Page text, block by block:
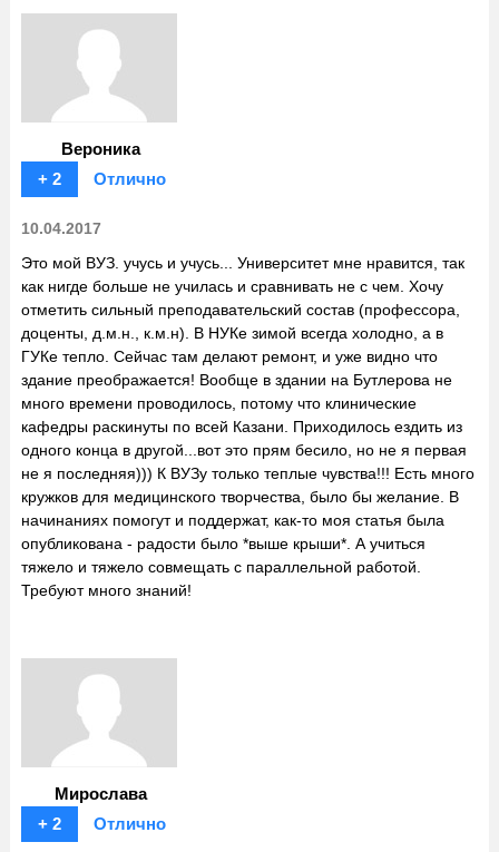
Вероника
+ 2
Отлично
10.04.2017
Это мой ВУЗ. учусь и учусь... Университет мне нравится, так
как нигде больше не училась и сравнивать не с чем. Хочу
отметить сильный преподавательский состав (профессора,
доценты, д.м.н., к.м.н). В НУКе зимой всегда холодно, а в
ГУКе тепло. Сейчас там делают ремонт, и уже видно что
здание преображается! Вообще в здании на Бутлерова не
много времени проводилось, потому что клинические
кафедры раскинуты по всей Казани. Приходилось ездить из
одного конца в другой...вот это прям бесило, но не я первая
не я последняя))) К ВУЗу только теплые чувства!!! Есть много
кружков для медицинского творчества, было бы желание. В
начинаниях помогут и поддержат, как-то моя статья была
опубликована - радости было *выше крыши*. А учиться
тяжело и тяжело совмещать с параллельной работой.
Требуют много знаний!
Мирослава
+ 2
Отлично